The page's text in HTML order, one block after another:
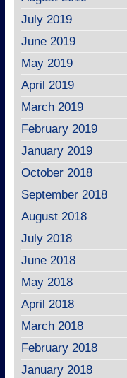
July 2019
June 2019
May 2019
April 2019
March 2019
February 2019
January 2019
October 2018
September 2018
August 2018
July 2018
June 2018
May 2018
April 2018
March 2018
February 2018
January 2018